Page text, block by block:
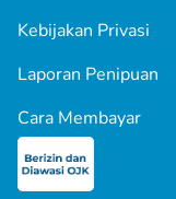
Kebijakan Privasi
Laporan Penipuan
Cara Membayar